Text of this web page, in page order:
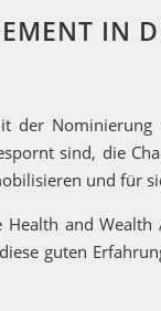
IN
der Nominierung
sind, die
und für
and
guten